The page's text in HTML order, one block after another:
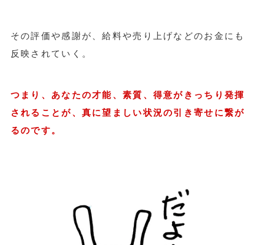
その評価や感謝が、給料や売り上げなどのお金にも
反映されていく。
つまり、あなたの才能、素質、得意がきっちり発揮
されることが、真に望ましい状況の引き寄せに繋が
るのです。